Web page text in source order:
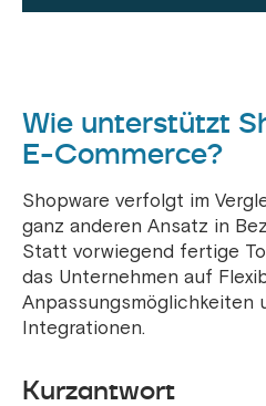
Wie unterstützt
E-Commerce?
Shopware verfolgt im
ganz anderen Ansatz in
Statt vorwiegend fertige
das Unternehmen auf
Anpassungsmöglichkeiten
Integrationen.
Kurzantwort